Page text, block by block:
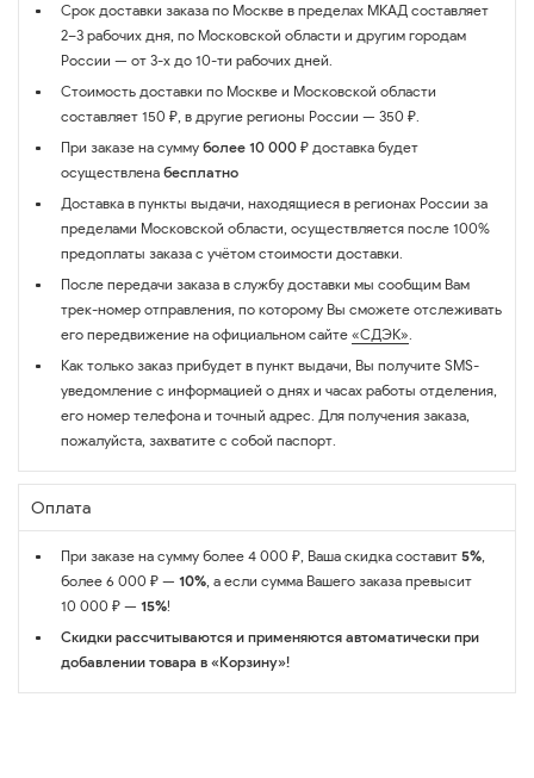
Срок доставки заказа по Москве в пределах МКАД составляет
2–3 рабочих дня, по Московской области и другим городам
России — от 3-х до 10-ти рабочих дней.
Стоимость доставки по Москве и Московской области
составляет 150 ₽, в другие регионы России — 350 ₽.
При заказе на сумму более 10 000 ₽ доставка будет
осуществлена бесплатно
Доставка в пункты выдачи, находящиеся в регионах России за
пределами Московской области, осуществляется после 100%
предоплаты заказа с учётом стоимости доставки.
После передачи заказа в службу доставки мы сообщим Вам
трек-номер отправления, по которому Вы сможете отслеживать
его передвижение на официальном сайте «СДЭК».
Как только заказ прибудет в пункт выдачи, Вы получите SMS-
уведомление с информацией о днях и часах работы отделения,
его номер телефона и точный адрес. Для получения заказа,
пожалуйста, захватите с собой паспорт.
Оплата
При заказе на сумму более 4 000 ₽, Ваша скидка составит 5%,
более 6 000 ₽ — 10%, а если сумма Вашего заказа превысит
10 000 ₽ — 15%!
Скидки рассчитываются и применяются автоматически при
добавлении товара в «Корзину»!